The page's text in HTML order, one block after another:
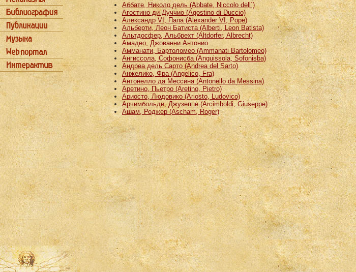
Аббате, Николо дель (Abbate, Niccolo dell`)
Агостино ди Дуччио (Agostino di Duccio)
Александр VI, Папа (Alexander VI, Pope)
Альберти, Леон Батиста (Alberti, Leon Batista)
Альтдосфер, Альбрехт (Altdorfer, Albrecht)
Амадео, Джованни Антонио
Амманати, Бартоломео (Ammanati Bartolomeo)
Ангиссола, Софонисба (Anguissola, Sofonisba)
Андреа дель Сарто (Andrea del Sarto)
Анжелико, Фра (Angelico, Fra)
Антонелло да Мессина (Antonello da Messina)
Аретино, Пьетро (Aretino, Pietro)
Ариосто, Людовико (Ariosto, Ludovico)
Арчимбольди, Джузеппе (Arcimboldi, Giuseppe)
Ашам, Роджер (Ascham, Roger)